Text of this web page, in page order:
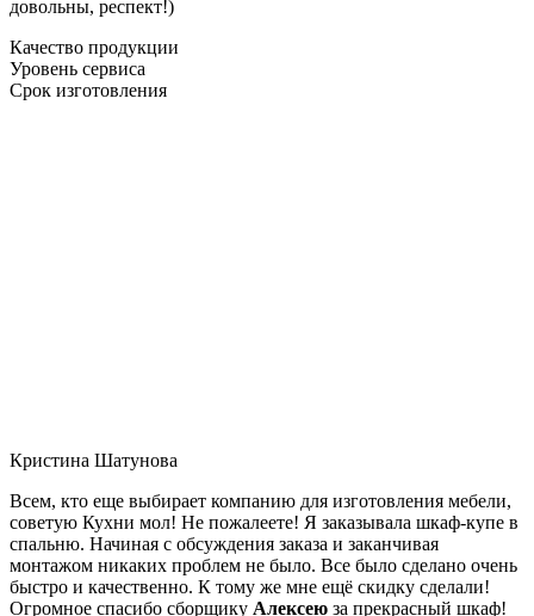
довольны, респект!)
Качество продукции
Уровень сервиса
Срок изготовления
Кристина Шатунова
Всем, кто еще выбирает компанию для изготовления мебели,
советую Кухни мол! Не пожалеете! Я заказывала шкаф-купе в
спальню. Начиная с обсуждения заказа и заканчивая
монтажом никаких проблем не было. Все было сделано очень
быстро и качественно. К тому же мне ещё скидку сделали!
Огромное спасибо сборщику Алексею за прекрасный шкаф!